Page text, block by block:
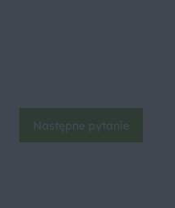
Następne pytanie